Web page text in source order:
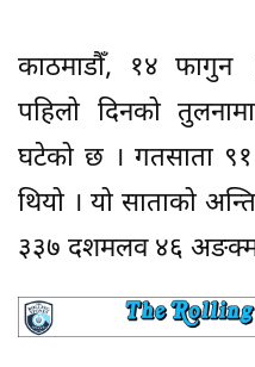
काठमाडौँ, १४ फागुन
पहिलो दिनको
घटेको छ । गतसाता
थियो । यो साताको
३३७ दशमलव ४६